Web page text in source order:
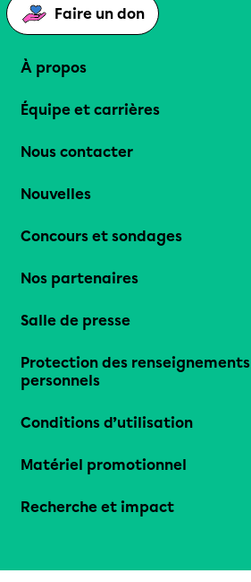
Faire un don
À propos
Équipe et carrières
Nous contacter
Nouvelles
Concours et sondages
Nos partenaires
Salle de presse
Protection des renseignements
personnels
Conditions d’utilisation
Matériel promotionnel
Recherche et impact